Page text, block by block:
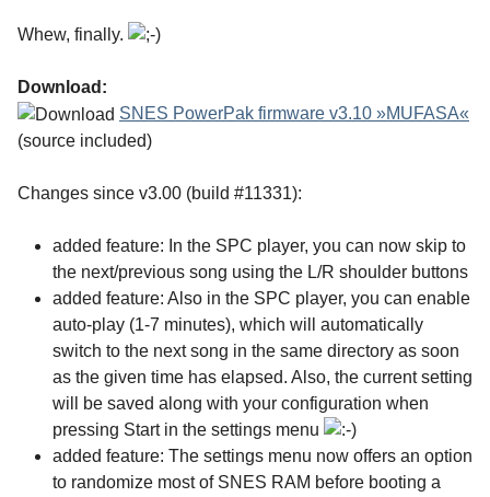
Whew, finally.
Download:
SNES PowerPak firmware v3.10 »MUFASA«
(source included)
Changes since v3.00 (build #11331):
added feature: In the SPC player, you can now skip to
the next/previous song using the L/R shoulder buttons
added feature: Also in the SPC player, you can enable
auto-play (1-7 minutes), which will automatically
switch to the next song in the same directory as soon
as the given time has elapsed. Also, the current setting
will be saved along with your configuration when
pressing Start in the settings menu
added feature: The settings menu now offers an option
to randomize most of SNES RAM before booting a